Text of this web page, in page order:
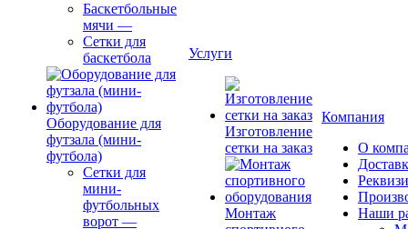
Баскетбольные
мячи —
Сетки для
баскетбола
Оборудование для
футзала (мини-
футбола)
Сетки для
мини-
футбольных
ворот —
Услуги
Изготовление
сетки на заказ
Монтаж
Компания
О
Наши